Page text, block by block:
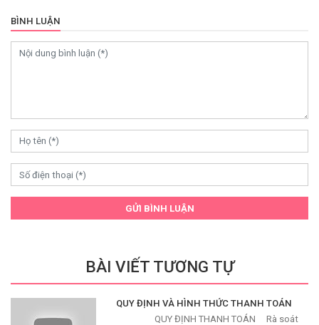
BÌNH LUẬN
GỬI BÌNH LUẬN
BÀI VIẾT TƯƠNG TỰ
QUY ĐỊNH VÀ HÌNH THỨC THANH TOÁN
QUY ĐỊNH THANH TOÁN Rà soát